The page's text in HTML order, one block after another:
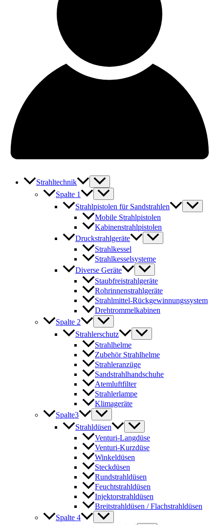
Strahltechnik
Spalte 1
Strahlpistolen für Sandstrahlen
Mobile Strahlpistolen
Kabinenstrahlpistolen
Druckstrahlgeräte
Strahlkessel
Strahlkesselsysteme
Diverse Geräte
Staubfreistrahlgeräte
Rohrinnenstrahlgeräte
Strahlmittel-Rückgewinnungssystem
Drehtrommelkabinen
Spalte 2
Strahlerschutz
Strahlhelme
Zubehör Strahlhelme
Strahleranzüge
Sandstrahlhandschuhe
Atemluftfilter
Strahlerlampe
Klimageräte
Spalte3
Strahldüsen
Venturi-Langdüse
Venturi-Kurzdüse
Winkeldüsen
Steckdüsen
Rundstrahldüsen
Feuchtstrahldüsen
Injektorstrahldüsen
Breitstrahldüsen / Flachstrahldüsen
Spalte 4